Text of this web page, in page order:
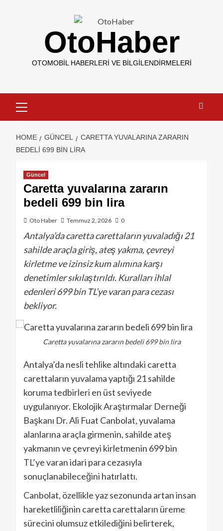
OtoHaber
OTOMOBIL HABERLERI VE BILGILENDIRMELERI
HOME GÜNCEL
CARETTA YUVALARINA ZARARIN
BEDELI 699 BIN LIRA
Güncel
Caretta yuvalarına zararın
bedeli 699 bin lira
Oto Haber Temmuz 2, 2026 0
Antalya’da caretta carettaların yuvaladığı 21
sahilde araçla giriş, ateş yakma, çevreyi
kirletme ve izinsiz kum alımına karşı
denetimler sıkılaştırıldı. Kuralları ihlal
edenleri 699 bin TL’ye varan para cezası
bekliyor.
Caretta yuvalarına zararın bedeli 699 bin lira
Antalya’da nesli tehlike altındaki caretta
carettaların yuvalama yaptığı 21 sahilde
koruma tedbirleri en üst seviyede
uygulanıyor. Ekolojik Araştırmalar Derneği
Başkanı Dr. Ali Fuat Canbolat, yuvalama
alanlarına araçla girmenin, sahilde ateş
yakmanın ve çevreyi kirletmenin 699 bin
TL’ye varan idari para cezasıyla
sonuçlanabileceğini hatırlattı.
Canbolat, özellikle yaz sezonunda artan insan
hareketliliğinin caretta carettaların üreme
sürecini olumsuz etkilediğini belirterek,